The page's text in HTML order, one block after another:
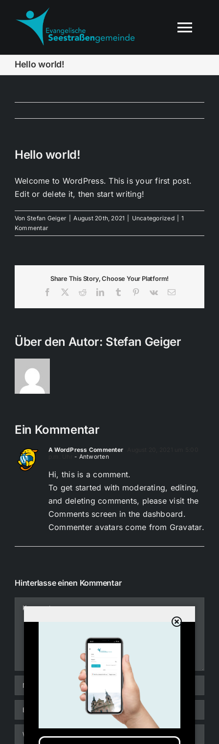
Inhalt
Gottesdienste
Angebote
Unsere App
Hello world!
Hello world!
Welcome to WordPress. This is your first post.
Edit or delete it, then start writing!
Von Stefan Geiger August 20th, 2021 Uncategorized
1
Kommentar
Share This Story, Choose Your Platform!
Facebook RedditLinkedInTumblr Pinterest
Vk
E-
Über den Autor: Stefan Geiger
Ein Kommentar
A WordPress Commenter
- Antworten
Hi, this is a comment.
To get started with moderating, editing,
and deleting comments, please visit the
Comments screen in the dashboard.
Commenter avatars come from Gravatar.
Hinterlasse einen Kommentar
Kommentar